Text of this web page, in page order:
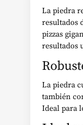
La piedra
resultados
pizzas
resultados
La piedra
también
Ideal para